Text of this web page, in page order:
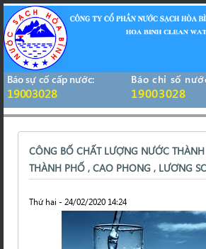
Báo sự cố cấp nước:
19003028
Báo chỉ số
19003028
CÔNG BỐ CHẤT LƯỢNG NƯỚC
THÀNH PHỐ , CAO PHONG , LƯƠNG
Thứ hai - 24/02/2020 14:24